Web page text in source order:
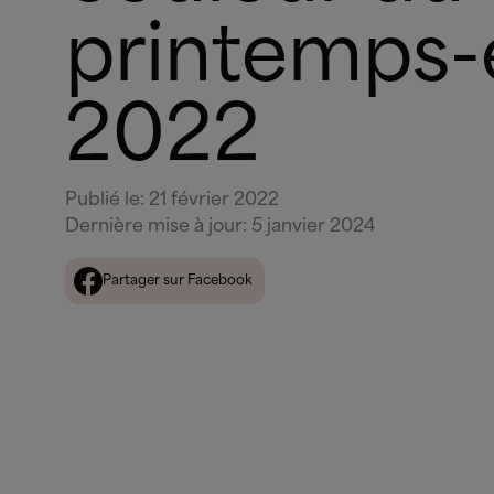
2022
Publié le: 21 février 2022
Dernière mise à jour: 5 janvier 2024
Partager sur Facebook